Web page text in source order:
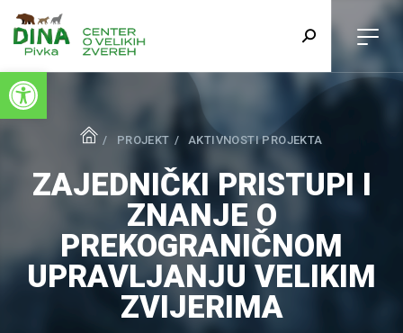
Open toolbar
PROJEKT AKTIVNOSTI PROJEKTA
ZAJEDNIČKI PRISTUPI I
ZNANJE O
PREKOGRANIČNOM
UPRAVLJANJU VELIKIM
ZVIJERIMA